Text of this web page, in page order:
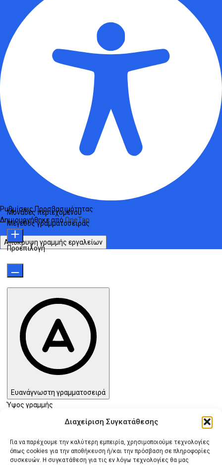
Διαχείριση Συγκατάθεσης
Για να παρέχουμε την καλύτερη εμπειρία, χρησιμοποιούμε τεχνολογίες
όπως cookies για την αποθήκευση ή/και την πρόσβαση σε πληροφορίες
συσκευών. Η συγκατάθεση για τις εν λόγω τεχνολογίες θα μας
Ρυθμίσεις Προσβασιμότητας
Δημιουργήθηκε από OneTap
Απόκρυψη γραμμής εργαλείων
Μονάδες περιεχομένου
Μέγεθος γραμματοσειράς
Προεπιλογή
Ευανάγνωστη γραμματοσειρά
Ύψος γραμμής